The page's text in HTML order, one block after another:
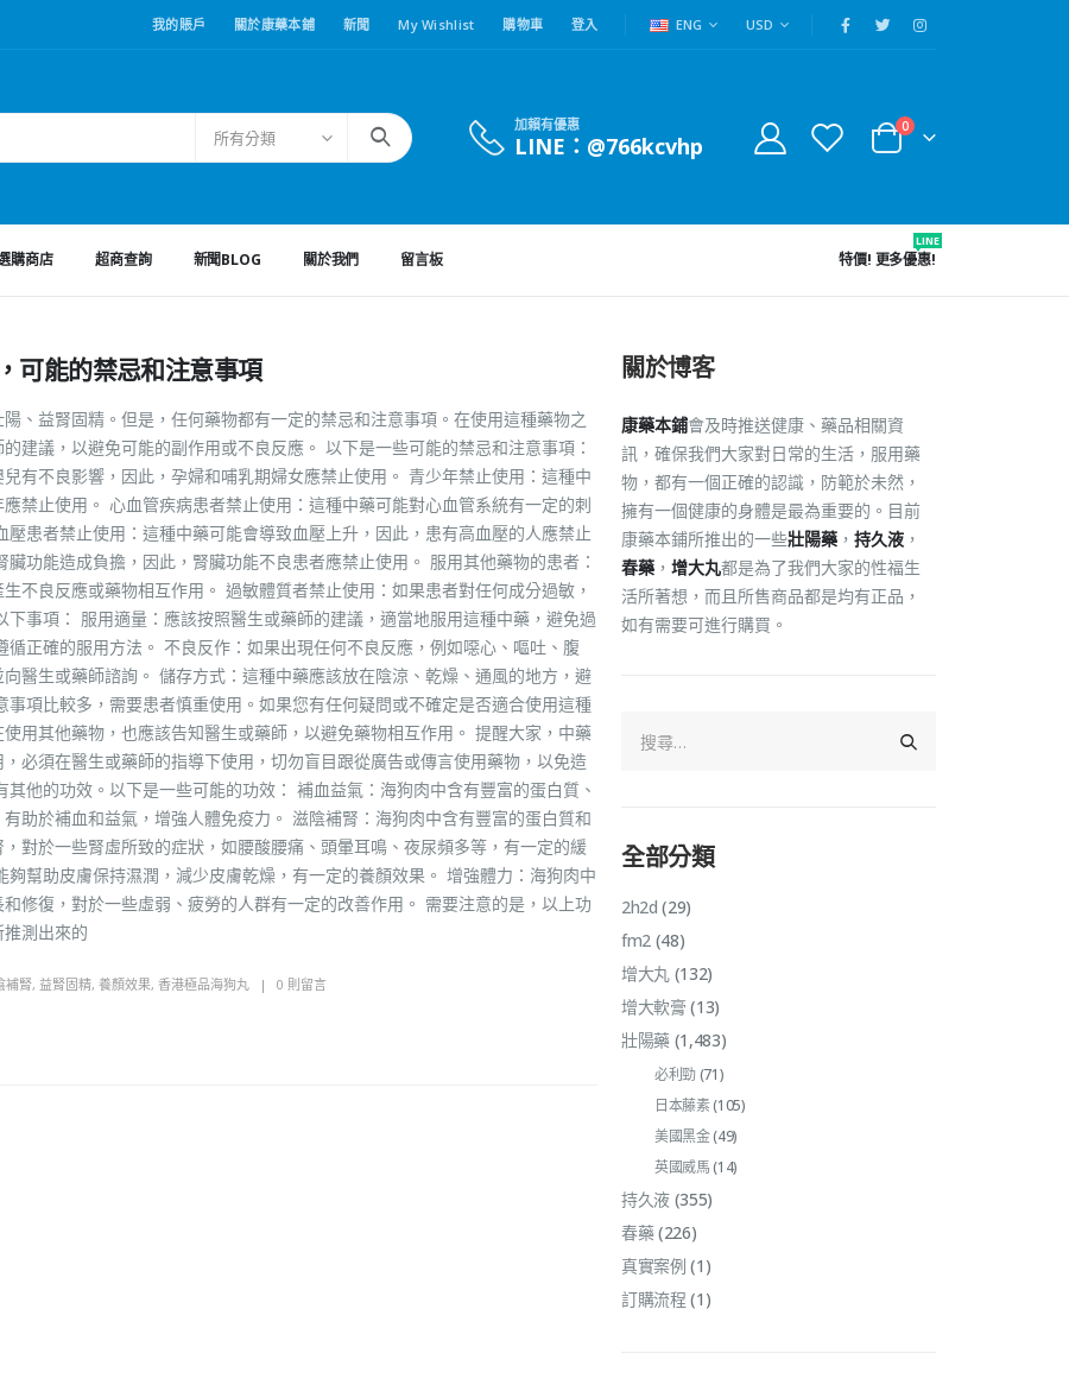
我的賬戶 關於康藥本鋪 新聞 My Wishlist 購物車 登入 ENG USD
所有分類
加賴有優惠
LINE：@766kcvhp
0
購商店 超商查詢 新聞BLOG 關於我們 留言板 特價! 更多優惠!
LINE
可能的禁忌和注意事項
、益腎固精。但是，任何藥物都有一定的禁忌和注意事項。在使用這種藥物之
建議，以避免可能的副作用或不良反應。 以下是一些可能的禁忌和注意事項：
有不良影響，因此，孕婦和哺乳期婦女應禁止使用。 青少年禁止使用：這種中
禁止使用。 心血管疾病患者禁止使用：這種中藥可能對心血管系統有一定的刺
患者禁止使用：這種中藥可能會導致血壓上升，因此，患有高血壓的人應禁止
功能造成負擔，因此，腎臟功能不良患者應禁止使用。 服用其他藥物的患者：
不良反應或藥物相互作用。 過敏體質者禁止使用：如果患者對任何成分過敏，
事項： 服用適量：應該按照醫生或藥師的建議，適當地服用這種中藥，避免過
正確的服用方法。 不良反作：如果出現任何不良反應，例如噁心、嘔吐、腹
醫生或藥師諮詢。 儲存方式：這種中藥應該放在陰涼、乾燥、通風的地方，避
項比較多，需要患者慎重使用。如果您有任何疑問或不確定是否適合使用這種
用其他藥物，也應該告知醫生或藥師，以避免藥物相互作用。 提醒大家，中藥
必須在醫生或藥師的指導下使用，切勿盲目跟從廣告或傳言使用藥物，以免造
他的功效。以下是一些可能的功效： 補血益氣：海狗肉中含有豐富的蛋白質、
助於補血和益氣，增強人體免疫力。 滋陰補腎：海狗肉中含有豐富的蛋白質和
對於一些腎虛所致的症狀，如腰酸腰痛、頭暈耳鳴、夜尿頻多等，有一定的緩
幫助皮膚保持濕潤，減少皮膚乾燥，有一定的養顏效果。 增強體力：海狗肉中
修復，對於一些虛弱、疲勞的人群有一定的改善作用。 需要注意的是，以上功
測出來的
補腎, 益腎固精, 養顏效果, 香港極品海狗丸 0 則留言
關於博客
康藥本鋪會及時推送健康、藥品相關資
訊，確保我們大家對日常的生活，服用藥
物，都有一個正確的認識，防範於未然，
擁有一個健康的身體是最為重要的。目前
康藥本鋪所推出的一些壯陽藥 ， 持久液 ，
春藥 ， 增大丸都是為了我們大家的性福生
活所著想，而且所售商品都是均有正品，
如有需要可進行購買。
全部分類
2h2d (29)
fm2(48)
增大丸(132)
增大軟膏 (13)
壯陽藥(1,483)
必利勁(71)
日本藤素(105)
美國黑金(49)
英國威馬(14)
持久液(355)
春藥(226)
真實案例 (1)
訂購流程 (1)